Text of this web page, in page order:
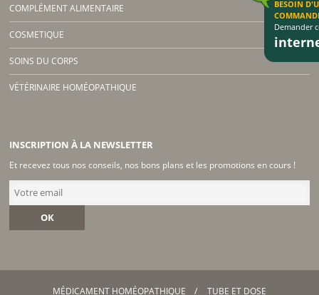
COMPLÉMENT ALIMENTAIRE
COSMETIQUE
SOINS DU CORPS
VÉTÉRINAIRE HOMÉOPATHIQUE
INSCRIPTION À LA NEWSLETTER
Et recevez tous nos conseils, nos bons plans et les promotions en cours !
OK
MÉDICAMENT HOMÉOPATHIQUE TUBE ET DOSE
BESOIN
Demander